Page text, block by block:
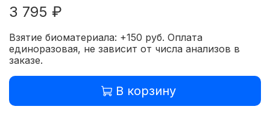
3 795 ₽
Взятие биоматериала: +150 руб. Оплата
единоразовая, не зависит от числа анализов в
заказе.
В корзину